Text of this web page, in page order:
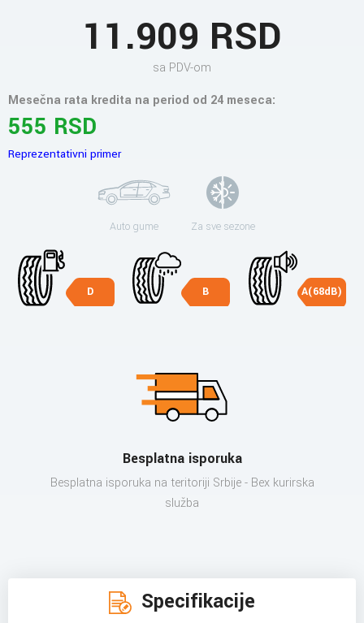
11.909 RSD
sa PDV-om
Mesečna rata kredita na period od 24 meseca:
555 RSD
Reprezentativni primer
Auto gume Za sve sezone
D B A(68dB)
Besplatna isporuka
Besplatna isporuka na teritoriji Srbije - Bex kurirska
služba
Specifikacije